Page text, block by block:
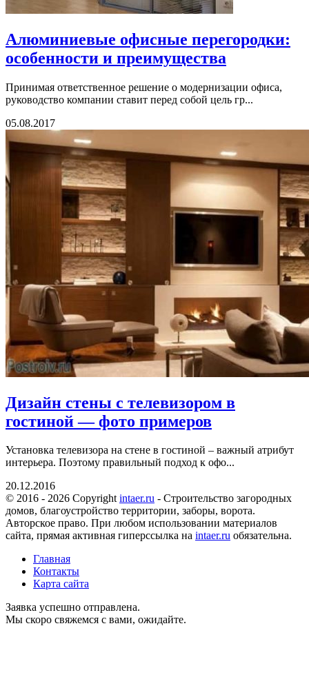
Алюминиевые офисные перегородки:
особенности и преимущества
Принимая ответственное решение о модернизации офиса,
руководство компании ставит перед собой цель гр...
05.08.2017
Дизайн стены с телевизором в
гостиной — фото примеров
Установка телевизора на стене в гостиной – важный атрибут
интерьера. Поэтому правильный подход к офо...
20.12.2016
© 2016 - 2026 Copyrightintaer.ru - Cтроительство загородных
домов, благоустройство территории, заборы, ворота.
Авторское право. При любом использовании материалов
сайта, прямая активная гиперссылка на intaer.ru обязательна.
Главная
Контакты
Карта сайта
Заявка успешно отправлена.
Мы скоро свяжемся с вами, ожидайте.